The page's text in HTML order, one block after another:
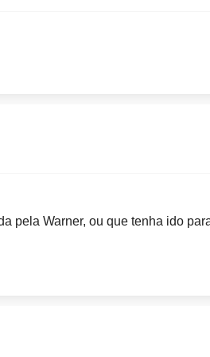
pela Warner, ou que tenha ido